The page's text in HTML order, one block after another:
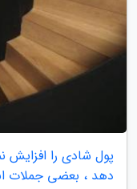
پول شادی را
دهد ، بعضی جملات